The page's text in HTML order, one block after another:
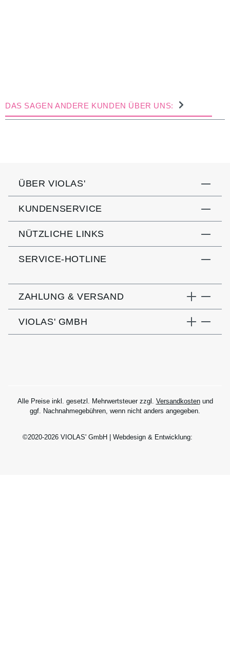
DAS SAGEN ANDERE KUNDEN ÜBER UNS:
ÜBER VIOLAS'
KUNDENSERVICE
NÜTZLICHE LINKS
SERVICE-HOTLINE
ZAHLUNG & VERSAND
VIOLAS' GMBH
Alle Preise inkl. gesetzl. Mehrwertsteuer zzgl. Versandkostenund
ggf. Nachnahmegebühren, wenn nicht anders angegeben.
©2020-2026 VIOLAS' GmbH | Webdesign & Entwicklung: